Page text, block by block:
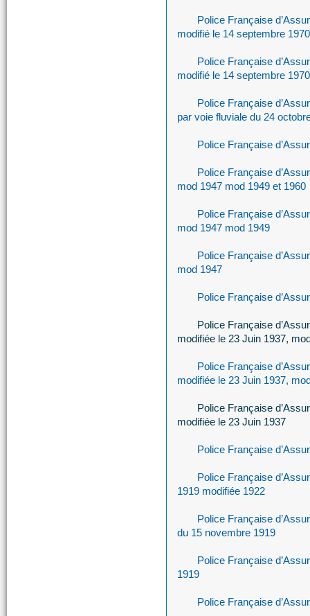
Police Française
modifié le 14 septembre
Police Française
modifié le 14 septembre 1970
Police Française
par voie fluviale du 24
Police Française
Police Française
mod 1947 mod 1949 et 1960
Police Française
mod 1947 mod 1949
Police Française
mod 1947
Police Française
Police Française
modifiée le 23 Juin 1937,
Police Française
modifiée le 23 Juin 1937,
Police Française
modifiée le 23 Juin 1937
Police Française
Police Française
1919 modifiée 1922
Police Française
du 15 novembre 1919
Police Française
1919
Police Française